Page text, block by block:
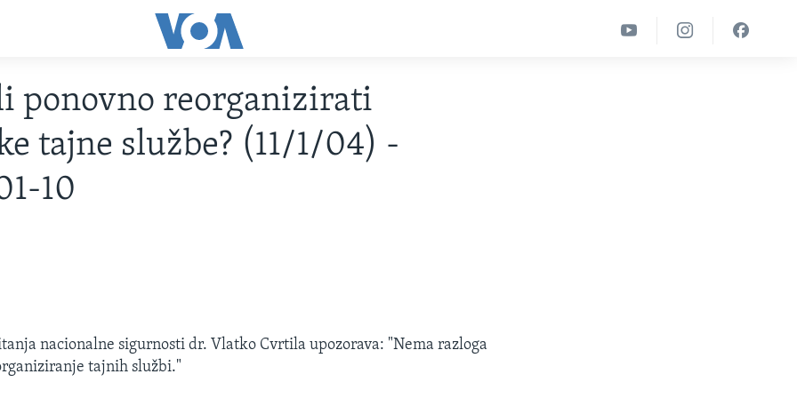
ponovno reorganizirati
tajne službe? (11/1/04) -
10
nacionalne sigurnosti dr. Vlatko Cvrtila upozorava: "Nema razloga
tajnih službi."